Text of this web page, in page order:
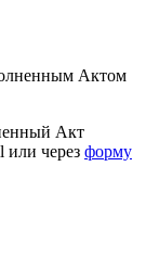
Актом
Акт
или через форму